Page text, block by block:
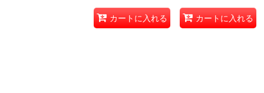
カートに入れる カートに入れる